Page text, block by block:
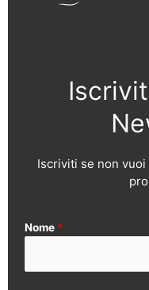
Iscriviti se non
Nome *